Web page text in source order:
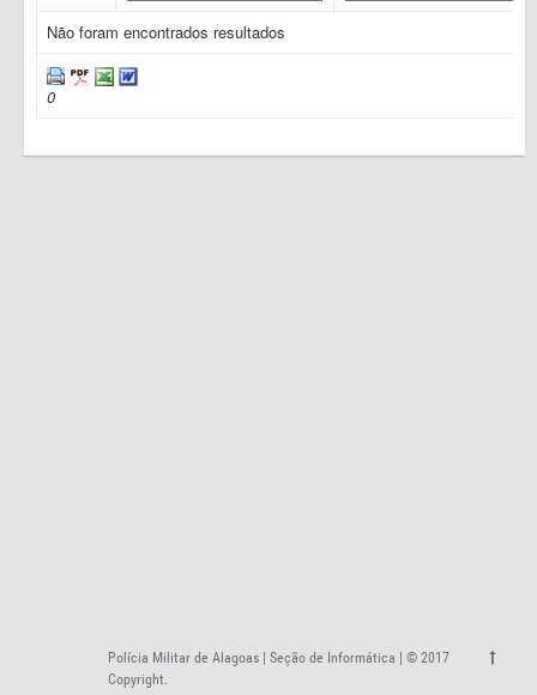
Não foram encontrados resultados
0
Polícia Militar de Alagoas | Seção de Informática | © 2017
Copyright.